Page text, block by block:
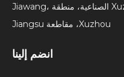
شارع Xuzhou، حديقة Xuzhou الصناعية، منطقة Jiawang،
Xuzhou، مقاطعة Jiangsu
انضم إلينا